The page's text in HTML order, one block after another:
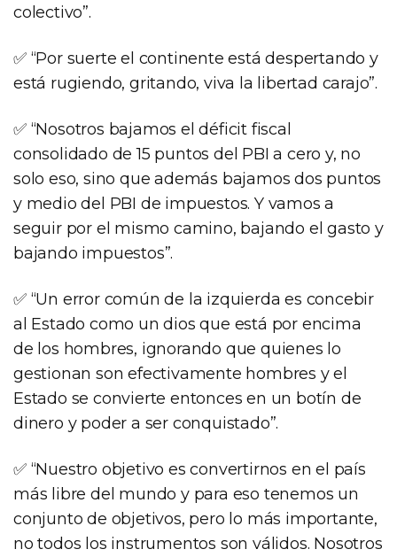
colectivo”.
✅ “Por suerte el continente está despertando y
está rugiendo, gritando, viva la libertad carajo”.
✅ “Nosotros bajamos el déficit fiscal
consolidado de 15 puntos del PBI a cero y, no
solo eso, sino que además bajamos dos puntos
y medio del PBI de impuestos. Y vamos a
seguir por el mismo camino, bajando el gasto y
bajando impuestos”.
✅ “Un error común de la izquierda es concebir
al Estado como un dios que está por encima
de los hombres, ignorando que quienes lo
gestionan son efectivamente hombres y el
Estado se convierte entonces en un botín de
dinero y poder a ser conquistado”.
✅ “Nuestro objetivo es convertirnos en el país
más libre del mundo y para eso tenemos un
conjunto de objetivos, pero lo más importante,
no todos los instrumentos son válidos. Nosotros